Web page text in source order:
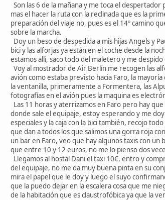
Son las 6 de la mañana y me toca el
mas el hacer la ruta con la reclinada que es la
preparación del viaje no, pues es el 14º camino
sobre la marcha.
Doy un beso de despedida a mis hijas Angels y
bici y las alforjas ya están en el coche desde la
estamos allí, saco todo del maletero y me
Voy al mostrador de Air Berlín me recogen las
avión como estaba previsto hacia Faro, la
la ventanilla, primeramente a Formentera, las
fotografías en el avión pues la maquina es
Las 11 horas y aterrizamos en Faro pero hay
donde sale el equipaje, estoy esperando y me
especiales y la caja con la bici también, recojo
que dan a todos los que salimos una gorra roja
un bar en Faro, veo que hay algunos taxis con
que entre 10 y 12 euros, no me lo pienso dos
Llegamos al hostal Dani el taxi 10€, entro y
del equipaje, no me da muy buena pinta en su
mira el papel que le doy y luego el suyo
que la puedo dejar en la escalera cosa que me
de la habitación que es claustrofóbica ya que la